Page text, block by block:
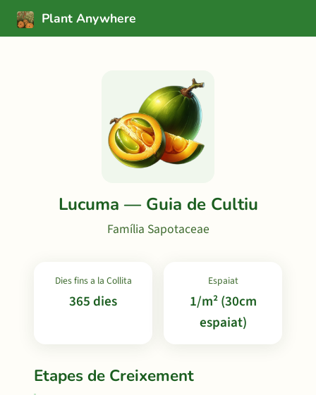
Plant Anywhere
Lucuma — Guia de Cultiu
Família Sapotaceae
Dies fins a la Collita
365 dies
Espaiat
1/m² (30cm
espaiat)
Etapes de Creixement